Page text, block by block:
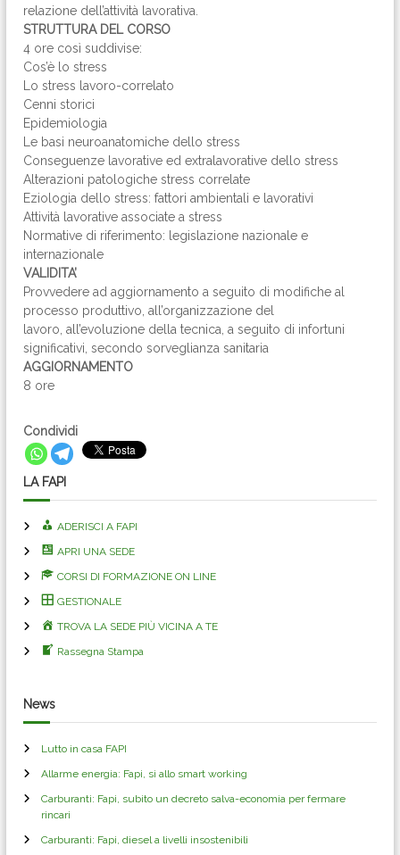
relazione dell’attività lavorativa.
STRUTTURA DEL CORSO
4 ore così suddivise:
Cos’è lo stress
Lo stress lavoro-correlato
Cenni storici
Epidemiologia
Le basi neuroanatomiche dello stress
Conseguenze lavorative ed extralavorative dello stress
Alterazioni patologiche stress correlate
Eziologia dello stress: fattori ambientali e lavorativi
Attività lavorative associate a stress
Normative di riferimento: legislazione nazionale e
internazionale
VALIDITA’
Provvedere ad aggiornamento a seguito di modifiche al
processo produttivo, all’organizzazione del
lavoro, all’evoluzione della tecnica, a seguito di infortuni
significativi, secondo sorveglianza sanitaria
AGGIORNAMENTO
8 ore
Condividi
LA FAPI
ADERISCI A FAPI
APRI UNA SEDE
CORSI DI FORMAZIONE ON LINE
GESTIONALE
TROVA LA SEDE PIÙ VICINA A TE
Rassegna Stampa
News
Lutto in casa FAPI
Allarme energia: Fapi, si allo smart working
Carburanti: Fapi, subito un decreto salva-economia per fermare
rincari
Carburanti: Fapi, diesel a livelli insostenibili